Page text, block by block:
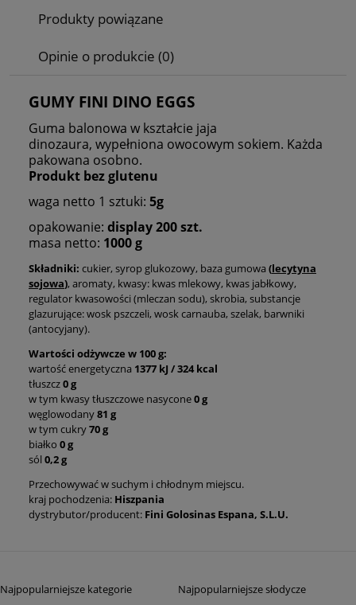
Produkty powiązane
Opinie o produkcie (0)
GUMY FINI DINO EGGS
Guma balonowa w kształcie jaja
dinozaura, wypełniona owocowym sokiem. Każda
pakowana osobno.
Produkt bez glutenu
waga netto 1 sztuki: 5g
opakowanie: display 200 szt.
masa netto: 1000 g
Składniki: cukier, syrop glukozowy, baza gumowa (lecytyna
sojowa), aromaty, kwasy: kwas mlekowy, kwas jabłkowy,
regulator kwasowości (mleczan sodu), skrobia, substancje
glazurujące: wosk pszczeli, wosk carnauba, szelak, barwniki
(antocyjany).
Wartości odżywcze w 100 g:
wartość energetyczna 1377 kJ / 324 kcal
tłuszcz0 g
w tym kwasy tłuszczowe nasycone0 g
węglowodany81 g
w tym cukry70 g
białko 0 g
sól 0,2 g
Przechowywać w suchym i chłodnym miejscu.
kraj pochodzenia: Hiszpania
dystrybutor/producent: Fini Golosinas Espana, S.L.U.
Najpopularniejsze kategorie
Najpopularniejsze słodycze